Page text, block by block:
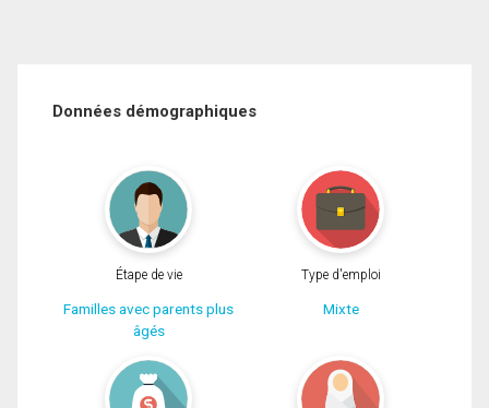
Données démographiques
Étape de vie
Familles avec parents plus
âgés
Type d'emploi
Mixte